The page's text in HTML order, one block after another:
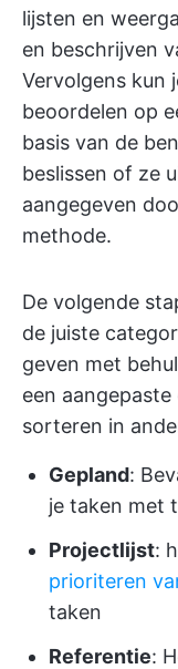
lijsten en
en beschrijven
Vervolgens kun
beoordelen op
basis van de
beslissen of ze
aangegeven
methode.
De volgende
de juiste
geven met
een
sorteren in
Gepland:
je taken met
Projectlijst:
prioriteren
taken
Referentie: